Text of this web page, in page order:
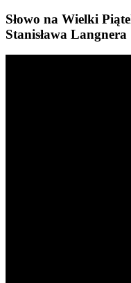
Słowo na Wielki
Stanisława Langnera